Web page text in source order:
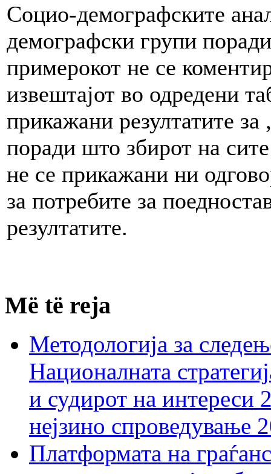
Социо-демографските
демографски групи
примерокот не се
извештајот во одредени
прикажани резултатите за
поради што збирот на
не се прикажани ни
за потребите за
резултатите.
Më të reja
Методологија за
Националната
и судирот на интереси
нејзино спроведување
Платформата на